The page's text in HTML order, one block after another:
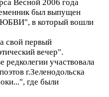
Весной 2006 года
был выпущен
в который вошли
свой первый
вечер".
редколегии участвовала
г.Зеленодольска
где были